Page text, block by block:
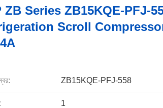
ZB Series ZB15KQE-PFJ-
Scroll
ZB15KQE-PFJ-558
1